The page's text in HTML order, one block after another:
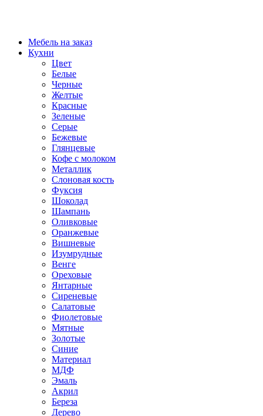
Мебель на заказ
Кухни
Цвет
Белые
Черные
Желтые
Красные
Зеленые
Серые
Бежевые
Глянцевые
Кофе с молоком
Металлик
Слоновая кость
Фуксия
Шоколад
Шампань
Оливковые
Оранжевые
Вишневые
Изумрудные
Венге
Ореховые
Янтарные
Сиреневые
Салатовые
Фиолетовые
Мятные
Золотые
Синие
Материал
МДФ
Эмаль
Акрил
Береза
Дерево